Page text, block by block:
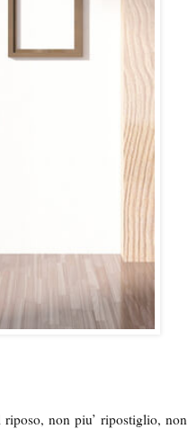
riposo, non piu’ ripostiglio, non